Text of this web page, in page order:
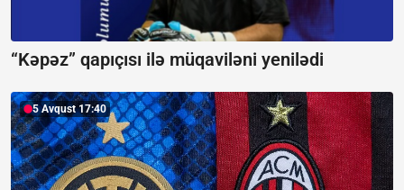
“Kəpəz” qapıçısı ilə müqaviləni yenilədi
5 Avqust 17:40